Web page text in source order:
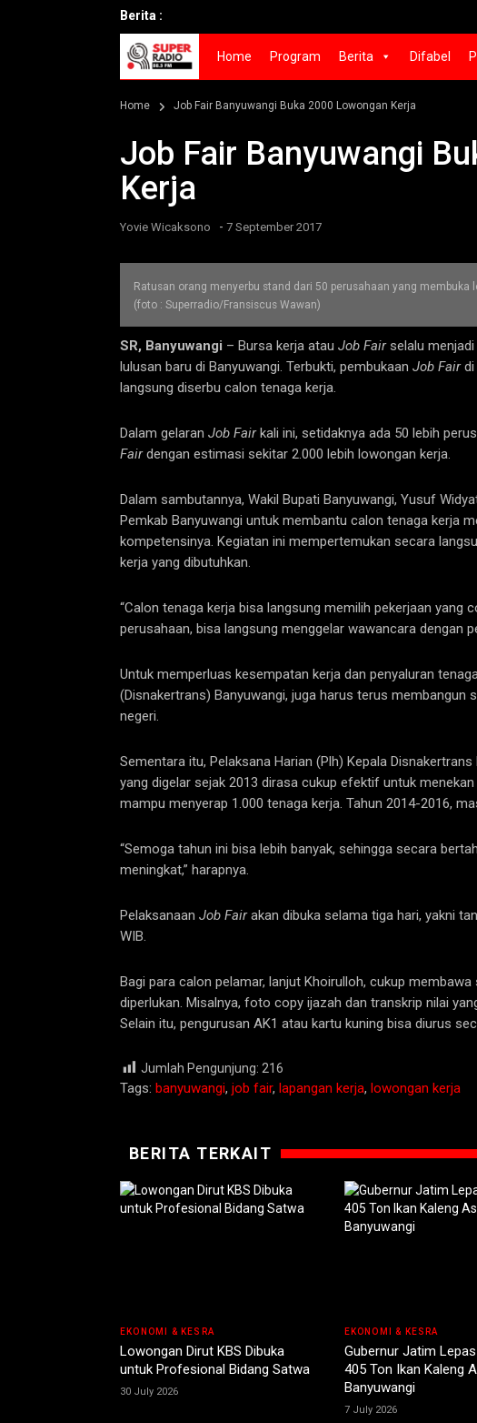
Berita :
Home Program Berita Difabel
Home Job Fair Banyuwangi Buka 2000 Lowongan Kerja
Job Fair Banyuwangi
Kerja
Yovie Wicaksono - 7 September 2017
Ratusan orang menyerbu stand dari 50 perusahaan yang
(foto : Superradio/Fransiscus Wawan)
SR, Banyuwangi – Bursa kerja atau Job Fairselalu menjadi
lulusan baru di Banyuwangi. Terbukti, pembukaan Job Fairdi
langsung diserbu calon tenaga kerja.
Dalam gelaran Job Fairkali ini, setidaknya ada 50 lebih
Fairdengan estimasi sekitar 2.000 lebih lowongan kerja.
Dalam sambutannya, Wakil Bupati Banyuwangi, Yusuf
Pemkab Banyuwangi untuk membantu calon tenaga kerja
kompetensinya. Kegiatan ini mempertemukan secara
kerja yang dibutuhkan.
“Calon tenaga kerja bisa langsung memilih pekerjaan yang
perusahaan, bisa langsung menggelar wawancara dengan
Untuk memperluas kesempatan kerja dan penyaluran
(Disnakertrans) Banyuwangi, juga harus terus membangun
negeri.
Sementara itu, Pelaksana Harian (Plh) Kepala
yang digelar sejak 2013 dirasa cukup efektif untuk
mampu menyerap 1.000 tenaga kerja. Tahun 2014-2016,
“Semoga tahun ini bisa lebih banyak, sehingga secara
meningkat,” harapnya.
Pelaksanaan Job Fairakan dibuka selama tiga hari, yakni
WIB.
Bagi para calon pelamar, lanjut Khoirulloh, cukup
diperlukan. Misalnya, foto copy ijazah dan transkrip nilai
Selain itu, pengurusan AK1 atau kartu kuning bisa diurus
Jumlah Pengunjung: 216
Tags: banyuwangi, job fair, lapangan kerja, lowongan kerja
BERITA TERKAIT
EKONOMI & KESRA
Lowongan Dirut KBS Dibuka
untuk Profesional Bidang Satwa
30 July 2026
EKONOMI & KESRA
Gubernur Jatim
405 Ton Ikan Kaleng
Banyuwangi
7 July 2026